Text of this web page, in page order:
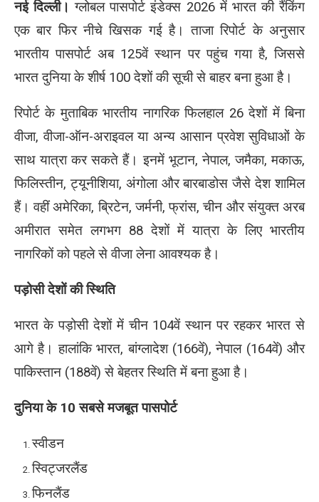
नई दिल्ली। ग्लोबल पासपोर्ट इंडेक्स 2026 में भारत की रैंकिंग
एक बार फिर नीचे खिसक गई है। ताजा रिपोर्ट के अनुसार
भारतीय पासपोर्ट अब 125वें स्थान पर पहुंच गया है, जिससे
भारत दुनिया के शीर्ष 100 देशों की सूची से बाहर बना हुआ है।
रिपोर्ट के मुताबिक भारतीय नागरिक फिलहाल 26 देशों में बिना
वीजा, वीजा-ऑन-अराइवल या अन्य आसान प्रवेश सुविधाओं के
साथ यात्रा कर सकते हैं। इनमें भूटान, नेपाल, जमैका, मकाऊ,
फिलिस्तीन, ट्यूनीशिया, अंगोला और बारबाडोस जैसे देश शामिल
हैं। वहीं अमेरिका, ब्रिटेन, जर्मनी, फ्रांस, चीन और संयुक्त अरब
अमीरात समेत लगभग 88 देशों में यात्रा के लिए भारतीय
नागरिकों को पहले से वीजा लेना आवश्यक है।
पड़ोसी देशों की स्थिति
भारत के पड़ोसी देशों में चीन 104वें स्थान पर रहकर भारत से
आगे है। हालांकि भारत, बांग्लादेश (166वें), नेपाल (164वें) और
पाकिस्तान (188वें) से बेहतर स्थिति में बना हुआ है।
दुनिया के 10 सबसे मजबूत पासपोर्ट
स्वीडन
स्विट्जरलैंड
फिनलैंड